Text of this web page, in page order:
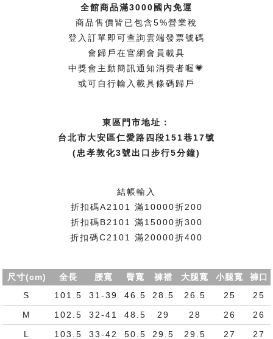
全館商品滿3000國內免運
商品售價皆已包含5%營業稅
登入訂單即可查詢雲端發票號碼
會歸戶在官網會員載具
中獎會主動簡訊通知消費者喔💗
或可自行輸入載具條碼歸戶
東區門市地址：
台北市大安區仁愛路四段151巷17號
(忠孝敦化3號出口步行5分鐘)
結帳輸入
折扣碼A2101 滿10000折200
折扣碼B2101 滿15000折300
折扣碼C2101 滿20000折400
尺寸(cm) 全長 腰寬 臀寬 褲襠 大腿寬 小腿寬
褲口
S
101.5 31-39 46.5 28.5 26.5 25
25
M
102.5 32-41 48.5 29 28 26
26
L
103.5 33-42 50.5 29.5 29.5 27
27